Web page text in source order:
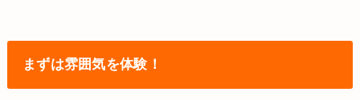
まずは雰囲気を体験！